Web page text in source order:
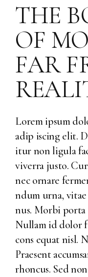
THE
OF
FAR
Lorem ipsum
adip iscing elit.
itur non ligula
viverra justo.
nec ornare
ndum urna,
nus. Morbi porta
Nullam id dolor
cons equat nisl.
Praesent
rhoncus. Sed